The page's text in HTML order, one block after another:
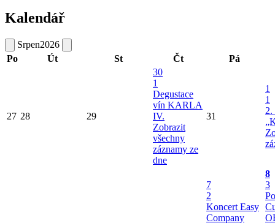
Kalendář
Srpen2026
Po
Út St Čt Pá
27 28 29
30
1
Degustace
vín KARLA
IV.
Zobrazit
všechny
záznamy ze
dne
31
1
1
2.
7
2
Koncert Easy
Company
8
3